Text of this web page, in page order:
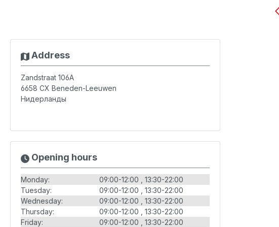
Address
Zandstraat 106A
6658 CX Beneden-Leeuwen
Нидерланды
Opening hours
Monday: 09:00-12:00
13:30-22:00
Tuesday:
09:00-12:00
13:30-22:00
Wednesday:
09:00-12:00
13:30-22:00
Thursday:
09:00-12:00
13:30-22:00
Friday:
09:00-12:00
13:30-22:00